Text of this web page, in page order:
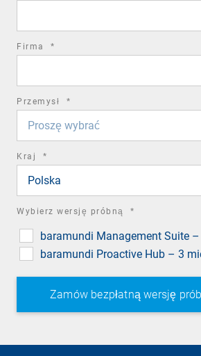
Firma *
Przemysł *
Proszę wybrać
Kraj *
Polska
Wybierz wersję próbną *
baramundi Management Suite
baramundi Proactive Hub – 3